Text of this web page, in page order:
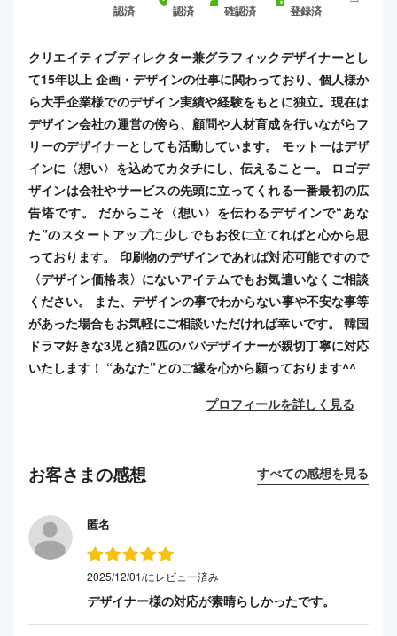
認済 認済 確認済 登録済
クリエイティブディレクター兼グラフィックデザイナーとし
て15年以上 企画・デザインの仕事に関わっており、個人様か
ら大手企業様でのデザイン実績や経験をもとに独立。現在は
デザイン会社の運営の傍ら、顧問や人材育成を行いながらフ
リーのデザイナーとしても活動しています。 モットーはデザ
インに〈想い〉を込めてカタチにし、伝えることー。 ロゴデ
ザインは会社やサービスの先頭に立ってくれる一番最初の広
告塔です。 だからこそ〈想い〉を伝わるデザインで“あな
た”のスタートアップに少しでもお役に立てればと心から思
っております。 印刷物のデザインであれば対応可能ですので
〈デザイン価格表〉にないアイテムでもお気遣いなくご相談
ください。 また、デザインの事でわからない事や不安な事等
があった場合もお気軽にご相談いただければ幸いです。 韓国
ドラマ好きな3児と猫2匹のパパデザイナーが親切丁寧に対応
いたします！ “あなた”とのご縁を心から願っております^^
プロフィールを詳しく見る
お客さまの感想 すべての感想を見る
匿名
2025/12/01/にレビュー済み
デザイナー様の対応が素晴らしかったです。